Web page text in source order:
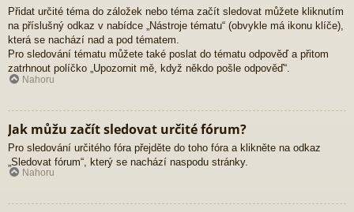
Přidat určité téma do záložek nebo téma začít sledovat můžete kliknutím
na příslušný odkaz v nabídce „Nástroje tématu“ (obvykle má ikonu klíče),
která se nachází nad a pod tématem.
Pro sledování tématu můžete také poslat do tématu odpověď a přitom
zatrhnout políčko „Upozornit mě, když někdo pošle odpověď“.
Nahoru
Jak můžu začít sledovat určité fórum?
Pro sledování určitého fóra přejděte do toho fóra a klikněte na odkaz
„Sledovat fórum“, který se nachází naspodu stránky.
Nahoru